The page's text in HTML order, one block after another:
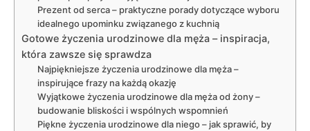
Prezent od serca – praktyczne porady dotyczące wyboru
idealnego upominku związanego z kuchnią
Gotowe życzenia urodzinowe dla męża – inspiracja,
która zawsze się sprawdza
Najpiękniejsze życzenia urodzinowe dla męża –
inspirujące frazy na każdą okazję
Wyjątkowe życzenia urodzinowe dla męża od żony –
budowanie bliskości i wspólnych wspomnień
Piękne życzenia urodzinowe dla niego – jak sprawić, by